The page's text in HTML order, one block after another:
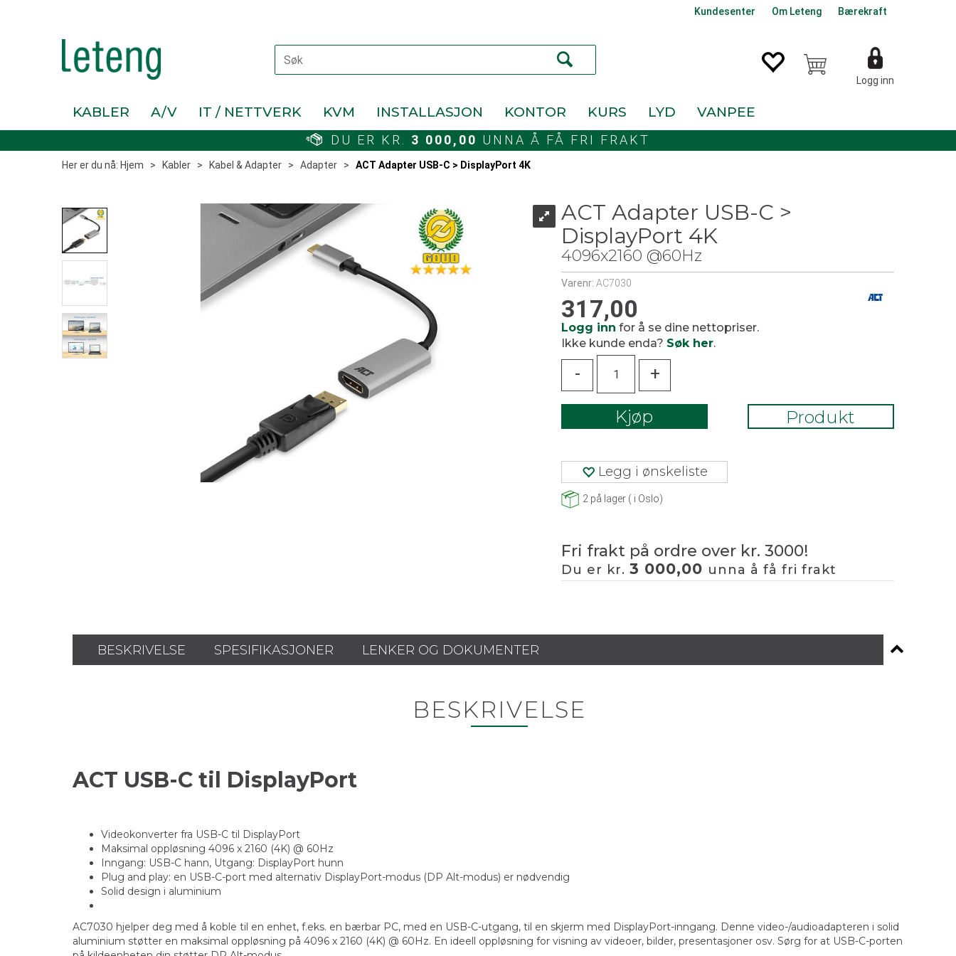
Kundesenter Om Leteng Bærekraft
Logg inn
KABLER A/V IT / NETTVERK KVM INSTALLASJON KONTOR KURS LYD VANPEE
DU ER KR. 3 000,00 UNNA Å FÅ FRI FRAKT
Her er du nå: Hjem > Kabler > Kabel & Adapter > Adapter > ACT Adapter USB-C > DisplayPort 4K
ACT Adapter USB-C >
DisplayPort 4K
4096x2160 @60Hz
Varenr: AC7030
317,00
Logg inn for å se dine nettopriser.
Ikke kunde enda? Søk her.
- +
Kjøp Produkt
Legg i ønskeliste
2 på lager ( i Oslo)
Fri frakt på ordre over kr. 3000!
Du er kr. 3 000,00 unna å få fri frakt
BESKRIVELSE SPESIFIKASJONER LENKER OG DOKUMENTER
BESKRIVELSE
ACT USB-C til DisplayPort
Videokonverter fra USB-C til DisplayPort
Maksimal oppløsning 4096 x 2160 (4K) @ 60Hz
Inngang: USB-C hann, Utgang: DisplayPort hunn
Plug and play: en USB-C-port med alternativ DisplayPort-modus (DP Alt-modus) er nødvendig
Solid design i aluminium
AC7030 hjelper deg med å koble til en enhet, f.eks. en bærbar PC, med en USB-C-utgang, til en skjerm med DisplayPort-inngang. Denne video-/audioadapteren i solid
aluminium støtter en maksimal oppløsning på 4096 x 2160 (4K) @ 60Hz. En ideell oppløsning for visning av videoer, bilder, presentasjoner osv. Sørg for at USB-C-porten